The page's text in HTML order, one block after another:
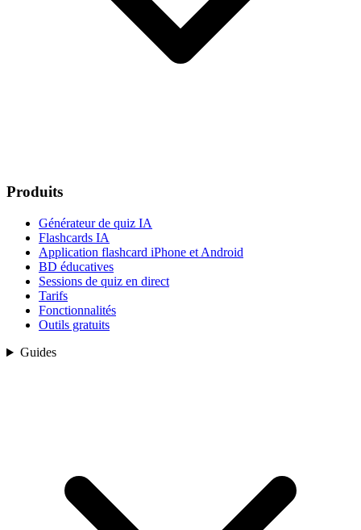
Produits
Générateur de quiz IA
Flashcards IA
Application flashcard iPhone et Android
BD éducatives
Sessions de quiz en direct
Tarifs
Fonctionnalités
Outils gratuits
Guides